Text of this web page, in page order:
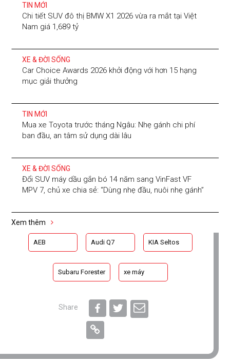
TIN MỚI
Chi tiết SUV đô thị BMW X1 2026 vừa ra mắt tại Việt
Nam giá 1,689 tỷ
XE & ĐỜI SỐNG
Car Choice Awards 2026 khởi động với hơn 15 hạng
mục giải thưởng
TIN MỚI
Mua xe Toyota trước tháng Ngâu: Nhẹ gánh chi phí
ban đầu, an tâm sử dụng dài lâu
XE & ĐỜI SỐNG
Đổi SUV máy dầu gắn bó 14 năm sang VinFast VF
MPV 7, chủ xe chia sẻ: “Dùng nhẹ đầu, nuôi nhẹ gánh”
Xem thêm
AEB Audi Q7 KIA Seltos
Subaru Forester xe máy
Share